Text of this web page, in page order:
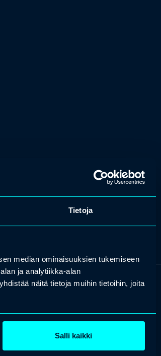
Tietoja
median ominaisuuksien tukemiseen
ja analytiikka-alan
näitä tietoja muihin tietoihin, joita
Salli kaikki